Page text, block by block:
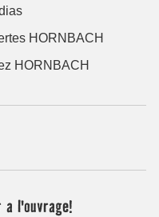
HORNBACH
HORNBACH
a l'ouvrage!